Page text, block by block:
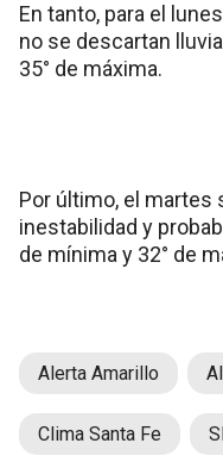
En tanto, para el
no se descartan
35° de máxima.
Por último, el martes
inestabilidad y
de mínima y 32° de
Alerta Amarillo
Clima Santa Fe